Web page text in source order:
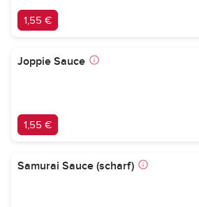
1,55 €
Joppie Sauce
1,55 €
Samurai Sauce (scharf)